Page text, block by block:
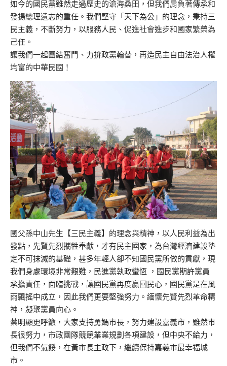
如今的國民黨雖然走過歷史的滄海桑田，但我們肩負著傳承和
發揚總理遺志的重任。我們堅守「天下為公」的理念，秉持三
民主義，不斷努力，以服務人民、促進社會進步和國家繁榮為
己任。
讓我們一起團結奮鬥、力拚政黨輪替，再造民主自由法治人權
均富的中華民國！
國父孫中山先生【三民主義】的理念與精神，以人民利益為出
發點，先賢先烈攜牲奉獻，才有民主國家，為台灣經濟建設墊
定不可抹滅的基礎，甚多年輕人卻不知國民黨所做的貢獻，現
我們身處環境非常艱難，民進黨執政蠻恆 ，國民黨期許黨員
承擔責任，面臨挑戰，讓國民黨再度贏回民心，國民黨是在風
雨飄搖中成立，因此我們更要堅強努力。緬懷先賢先烈革命精
神，凝聚黨員向心。
蔡明顯更呼籲，大家支持勇媽市長，努力建設嘉義市，雖然市
長很努力，市政團隊競競業業規劃各項建設，但中央不給力，
但我們不氣餒，在黃市長主政下，繼續保持嘉義市最幸福城
市。